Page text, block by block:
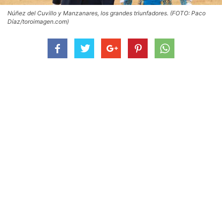
Núñez del Cuvillo y Manzanares, los grandes triunfadores. (FOTO: Paco
Díaz/toroimagen.com)